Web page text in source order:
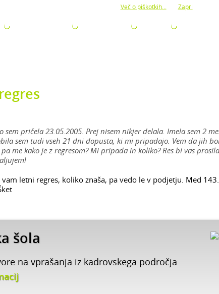
Več o piškotkih... Zapri
sem pričela 23.05.2005. Prej nisem nikjer delala. Imela sem 2
sem tudi vseh 21 dni dopusta, ki mi pripadajo. Vem da jih
me kako je z regresom? Mi pripada in koliko? Res bi vas
vam letni regres, koliko znaša, pa vedo le v podjetju. Med
šola
na vprašanja iz kadrovskega področja